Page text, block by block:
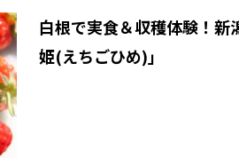
白根で実食＆収穫体験！新
姫(えちごひめ)」